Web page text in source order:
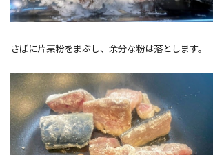
さばに片栗粉をまぶし、余分な粉は落とします。